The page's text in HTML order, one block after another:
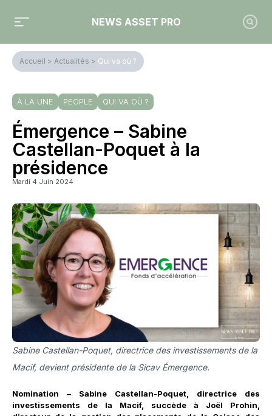
NEWS ASSET PRO
Accueil > Actualités > Qui va où ?
À LA UNE PEOPLE QUI VA OÙ ?
Émergence – Sabine
Castellan-Poquet à la
présidence
Mardi 4 Juin 2024
Sabine Castellan-Poquet, directrice des investissements de la
Macif, devient présidente de la Sicav Émergence.
Nomination – Sabine Castellan-Poquet, directrice des
investissements de la Macif, succède à Joël Prohin,